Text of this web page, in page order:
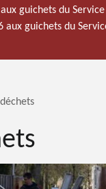
guichets du
aux guichets du